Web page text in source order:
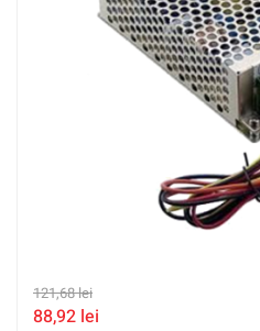
121,68lei
88,92 lei